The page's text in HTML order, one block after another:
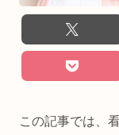
この記事では、